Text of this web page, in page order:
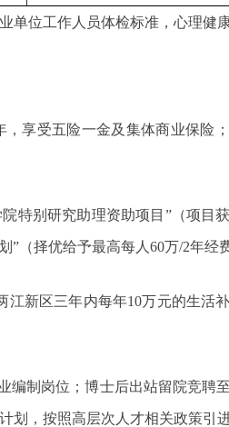
单位工作人员体检标准，心理健
，享受五险一金及集体商业保险
特别研究助理资助项目 ”（项目
”（择优给予最高每人60万/2年经
江新区三年内每年10万元的生活
制岗位；博士后出站留院竞聘
划，按照高层次人才相关政策引